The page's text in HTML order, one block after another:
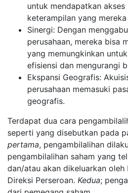
untuk mendapatkan
keterampilan yang
Sinergi: Dengan
perusahaan, mereka bisa
yang memungkinkan
efisiensi dan mengurangi
Ekspansi Geografis:
perusahaan memasuki
geografis.
Terdapat dua cara
seperti yang disebutkan pada
pertama, pengambilalihan
pengambilalihan saham yang
dan/atau akan dikeluarkan oleh
Direksi Perseroan. Kedua;